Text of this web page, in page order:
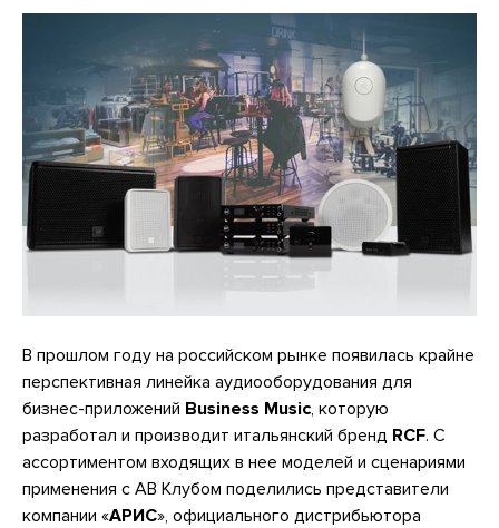
В прошлом году на российском рынке появилась крайне
перспективная линейка аудиооборудования для
бизнес-приложений Business Music, которую
разработал и производит итальянский бренд RCF. С
ассортиментом входящих в нее моделей и сценариями
применения с АВ Клубом поделились представители
компании «АРИС», официального дистрибьютора